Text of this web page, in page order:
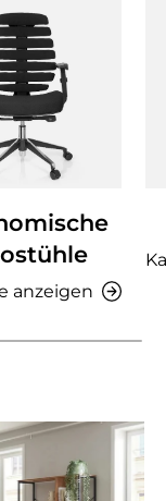
anzeigen
- AMIO H -